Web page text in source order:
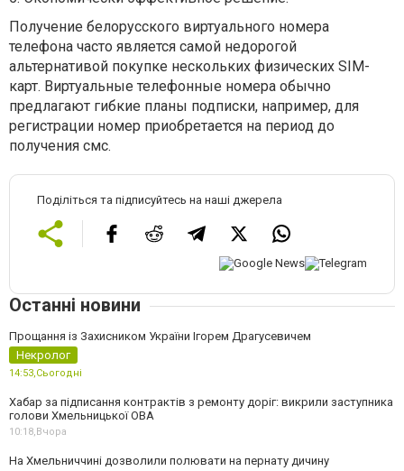
Получение белорусского виртуального номера
телефона часто является самой недорогой
альтернативой покупке нескольких физических SIM-
карт. Виртуальные телефонные номера обычно
предлагают гибкие планы подписки, например, для
регистрации номер приобретается на период до
получения смс.
Поділіться та підписуйтесь на наші джерела
Останні новини
Прощання із Захисником України Ігорем Драгусевичем
Некролог
14:53,Сьогодні
Хабар за підписання контрактів з ремонту доріг: викрили заступника
голови Хмельницької ОВА
10:18, Вчора
На Хмельниччині дозволили полювати на пернату дичину